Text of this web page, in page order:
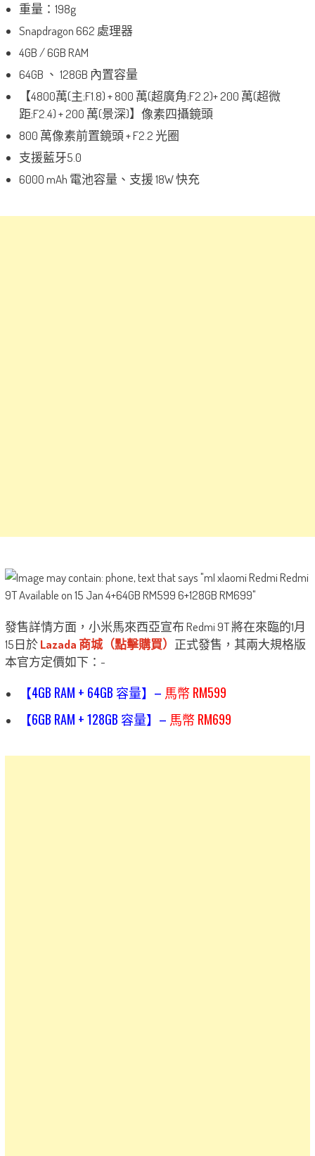
重量：198g
Snapdragon 662 處理器
4GB / 6GB RAM
64GB 、 128GB 內置容量
【4800萬(主;F1.8) + 800 萬(超廣角;F2.2)+ 200 萬(超微
距;F2.4) + 200 萬(景深)】像素四攝鏡頭
800 萬像素前置鏡頭 + F2.2 光圈
支援藍牙5.0
6000 mAh 電池容量、支援 18W 快充
發售詳情方面，小米馬來西亞宣布 Redmi 9T 將在來臨的1月
15日於Lazada 商城（點擊購買） 正式發售，其兩大規格版
本官方定價如下：-
【4GB RAM + 64GB 容量】– 馬幣 RM599
【6GB RAM + 128GB 容量】– 馬幣 RM699